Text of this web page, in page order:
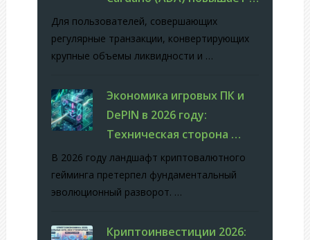
Для пользователей, совершающих
регулярные транзакции, конвертирующих
крупные объемы ликвидности и …
Экономика игровых ПК и
DePIN в 2026 году:
Техническая сторона …
В 2026 году ландшафт криптовалютного
гейминга претерпел фундаментальный
эволюционный разворот. …
Криптоинвестиции 2026: